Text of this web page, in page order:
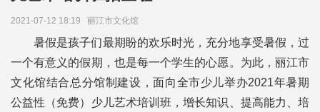
2021-07-12 18:19 丽江市文化馆
暑假是孩子们最期盼的欢乐时光，充分地享受暑假，过
一个有意义的假期，也是每一个学生的心愿。为此，丽江市
文化馆结合总分馆制建设，面向全市少儿举办2021年暑期
公益性（免费）少儿艺术培训班，增长知识、提高能力、培